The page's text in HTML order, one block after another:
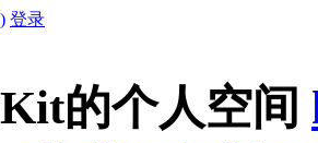
登录
的个人空间